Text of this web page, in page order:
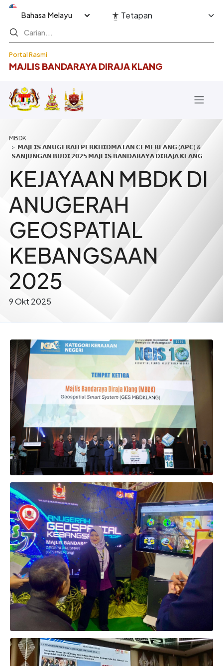
Langkau ke kandungan utama
Portal Rasmi
MAJLIS BANDARAYA DIRAJA KLANG
Select your language Tetapan
Breadcrumb
𝗠𝗔𝗝𝗟𝗜𝗦 𝗔𝗡𝗨𝗚𝗘𝗥𝗔𝗛 𝗣𝗘𝗥𝗞𝗛𝗜𝗗𝗠𝗔𝗧𝗔𝗡 𝗖𝗘𝗠𝗘𝗥𝗟𝗔𝗡𝗚 (𝗔𝗣𝗖) &
𝗦𝗔𝗡𝗝𝗨𝗡𝗚𝗔𝗡 𝗕𝗨𝗗𝗜 𝟮𝟬𝟮𝟱 𝗠𝗔𝗝𝗟𝗜𝗦 𝗕𝗔𝗡𝗗𝗔𝗥𝗔𝗬𝗔 𝗗𝗜𝗥𝗔𝗝𝗔 𝗞𝗟𝗔𝗡𝗚
KEJAYAAN MBDK DI
ANUGERAH
GEOSPATIAL
KEBANGSAAN
2025
9 Okt 2025